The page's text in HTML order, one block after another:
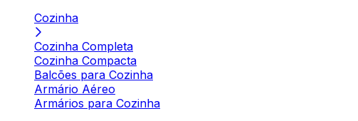
Cozinha
Cozinha Completa
Cozinha Compacta
Balcões para Cozinha
Armário Aéreo
Armários para Cozinha